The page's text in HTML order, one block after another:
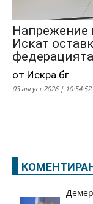
Напрежение
Искат
от Искра.бг
03 август 2026 | 10:54:52